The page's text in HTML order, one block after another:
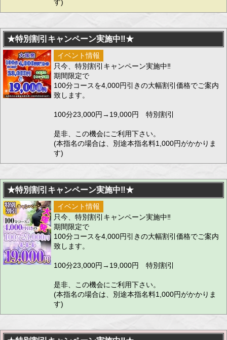
す)
★特別割引キャンペーン実施中‼★
イベント情報
只今、特別割引キャンペーン実施中‼
期間限定で
100分コースを4,000円引きの大幅割引価格でご案内
致します。
100分23,000円→19,000円 特別割引
是非、この機会にご利用下さい。
(本指名の場合は、別途本指名料1,000円がかかりま
す)
★特別割引キャンペーン実施中‼★
イベント情報
只今、特別割引キャンペーン実施中‼
期間限定で
100分コースを4,000円引きの大幅割引価格でご案内
致します。
100分23,000円→19,000円 特別割引
是非、この機会にご利用下さい。
(本指名の場合は、別途本指名料1,000円がかかりま
す)